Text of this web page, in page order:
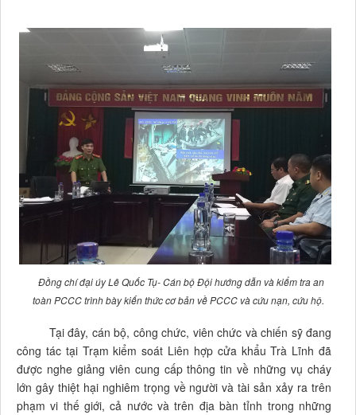
Đồng chí đại úy Lê Quốc Tụ- Cán bộ Đội hướng dẫn và kiểm tra an
toàn PCCC trình bày kiến thức cơ bản về PCCC và cứu nạn, cứu hộ.
Tại đây, cán bộ, công chức, viên chức và chiến sỹ đang
công tác tại Trạm kiểm soát Liên hợp cửa khẩu Trà Lĩnh đã
được nghe giảng viên cung cấp thông tin về những vụ cháy
lớn gây thiệt hại nghiêm trọng về người và tài sản xảy ra trên
phạm vi thế giới, cả nước và trên địa bàn tỉnh trong những